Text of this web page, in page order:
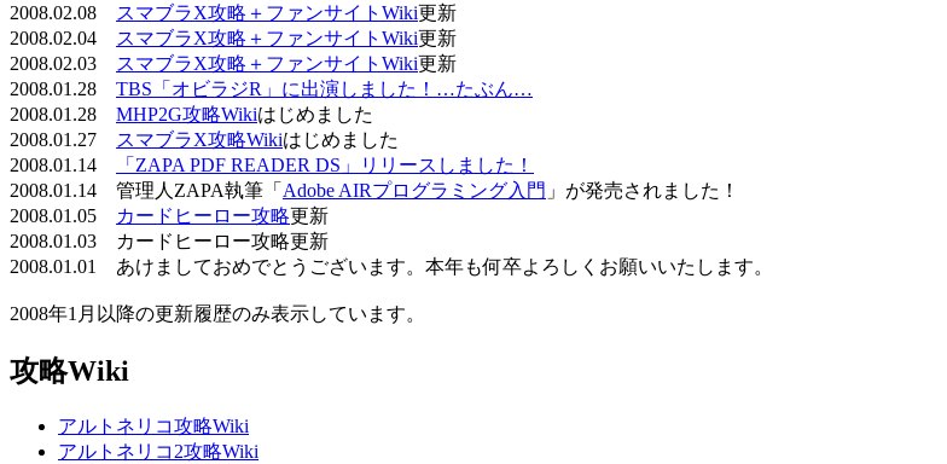
2008.02.08
スマブラX攻略＋ファンサイトWiki更新
2008.02.04
スマブラX攻略＋ファンサイトWiki更新
2008.02.03
スマブラX攻略＋ファンサイトWiki更新
2008.01.28 TBS「オビラジR」に出演しました！…たぶん…
2008.01.28 MHP2G攻略Wikiはじめました
2008.01.27
スマブラX攻略Wikiはじめました
2008.01.14
「ZAPA PDF READER DS」リリースしました！
2008.01.14 管理人ZAPA執筆「 Adobe AIRプログラミング入門 」が発売されました！
2008.01.05
カードヒーロー攻略更新
2008.01.03 カードヒーロー攻略更新
2008.01.01 あけましておめでとうございます。本年も何卒よろしくお願いいたします。
2008年1月以降の更新履歴のみ表示しています。
攻略Wiki
アルトネリコ攻略Wiki
アルトネリコ2攻略Wiki